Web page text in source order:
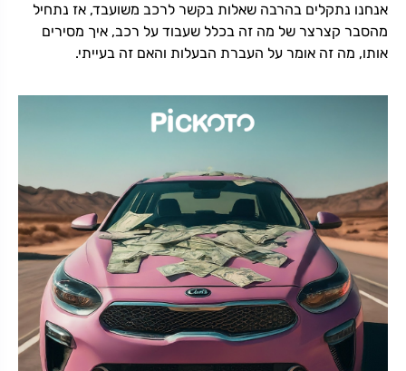
אנחנו נתקלים בהרבה שאלות בקשר לרכב משועבד, אז נתחיל
מהסבר קצרצר של מה זה בכלל שעבוד על רכב, איך מסירים
אותו, מה זה אומר על העברת הבעלות והאם זה בעייתי.